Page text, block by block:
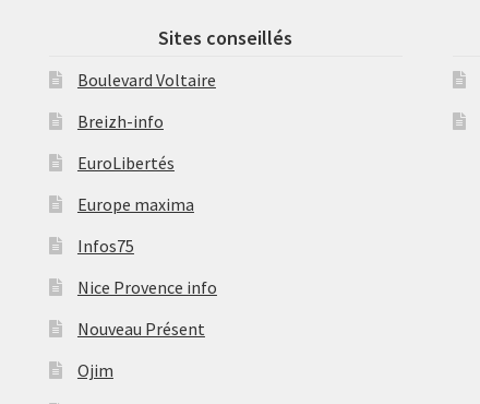
Sites conseillés
Boulevard Voltaire
Breizh-info
EuroLibertés
Europe maxima
Infos75
Nice Provence info
Nouveau Présent
Ojim